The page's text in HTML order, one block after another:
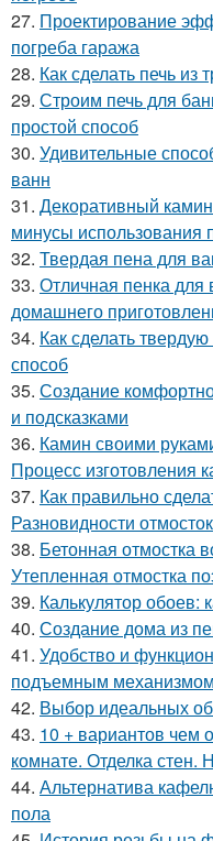
27. Проектирование
погреба гаража
28. Как сделать печь
29. Строим печь для
простой способ
30. Удивительные
ванн
31. Декоративный
минусы использования
32. Твердая пена для
33. Отличная пенка для
домашнего
34. Как сделать
способ
35. Создание
и подсказками
36. Камин своими
Процесс изготовления
37. Как правильно
Разновидности отмосток
38. Бетонная отмостка
Утепленная отмостка
39. Калькулятор обоев:
40. Создание дома из
41. Удобство и
подъемным
42. Выбор идеальных
43. 10 + вариантов чем
комнате. Отделка
44. Альтернатива
пола